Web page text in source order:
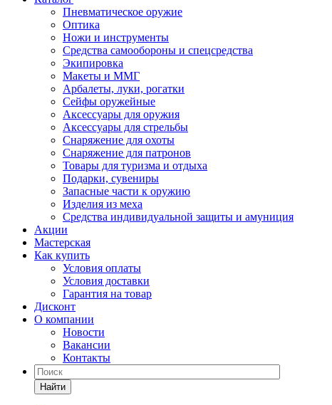
Пневматическое оружие
Оптика
Ножи и инструменты
Средства самообороны и спецсредства
Экипировка
Макеты и ММГ
Арбалеты, луки, рогатки
Сейфы оружейные
Аксессуары для оружия
Аксессуары для стрельбы
Снаряжение для охоты
Снаряжение для патронов
Товары для туризма и отдыха
Подарки, сувениры
Запасные части к оружию
Изделия из меха
Средства индивидуальной защиты и амуниция
Акции
Мастерская
Как купить
Условия оплаты
Условия доставки
Гарантия на товар
Дисконт
О компании
Новости
Вакансии
Контакты
Найти